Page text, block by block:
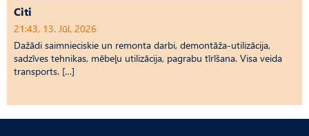
Citi
21:43, 13. Jūl, 2026
Dažādi saimnieciskie un remonta darbi, demontāža-utilizācija,
sadzīves tehnikas, mēbeļu utilizācija, pagrabu tīrīšana. Visa veida
transports. […]